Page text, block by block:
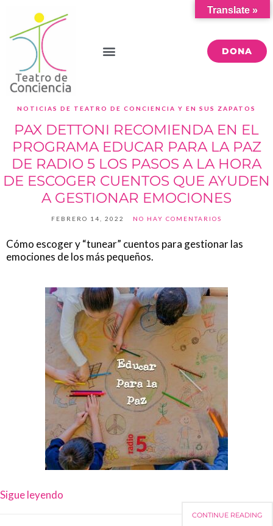
DONA
NOTICIAS DE TEATRO DE CONCIENCIA Y EN SUS ZAPATOS
PAX DETTONI RECOMIENDA EN EL
PROGRAMA EDUCAR PARA LA PAZ
DE RADIO 5 LOS PASOS A LA HORA
DE ESCOGER CUENTOS QUE AYUDEN
A GESTIONAR EMOCIONES
FEBRERO 14, 2022 NO HAY COMENTARIOS
Cómo escoger y “tunear” cuentos para gestionar las
emociones de los más pequeños.
Sigue leyendo
CONTINUE READING
Translate »